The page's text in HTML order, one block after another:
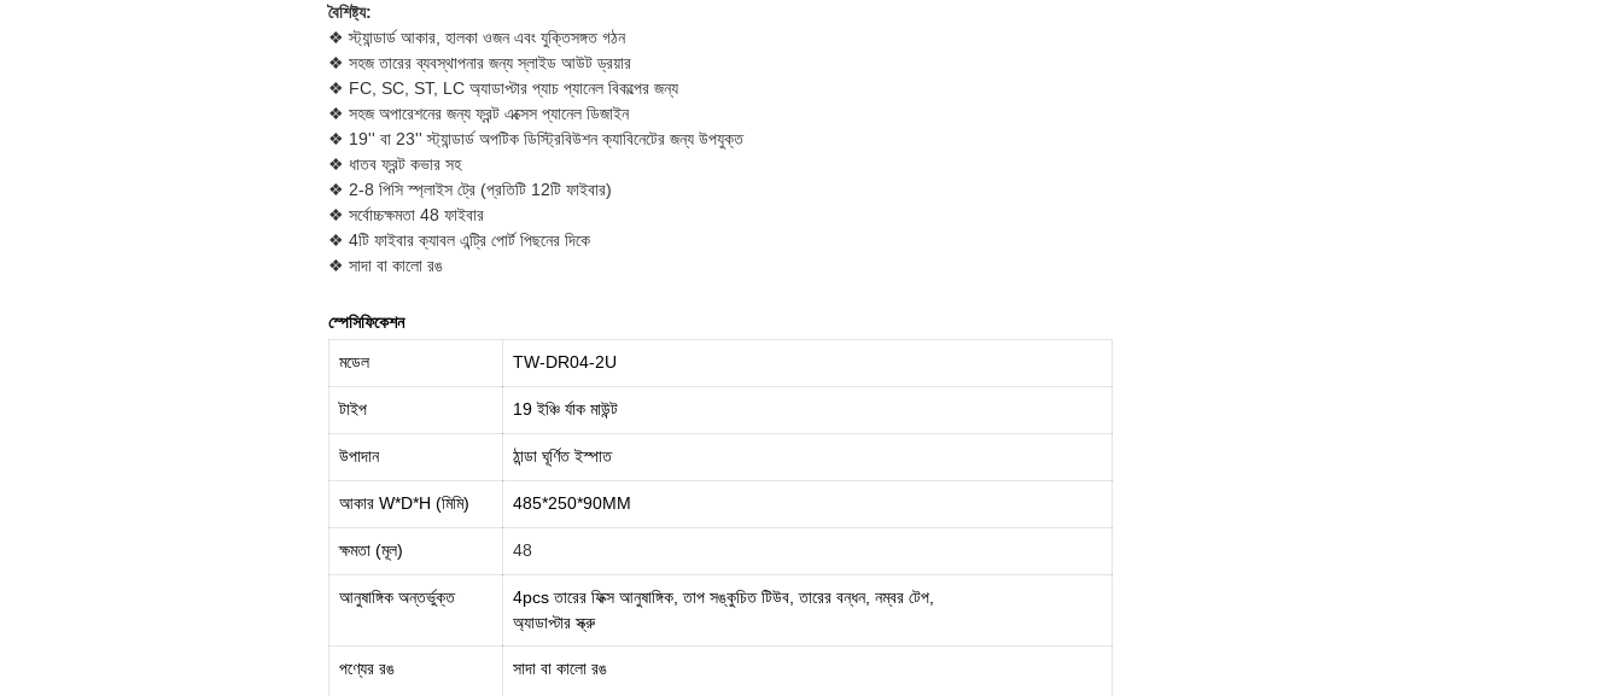
একটি বার্তা রেখে যান
বৈশিষ্ট্য:
❖ স্ট্যান্ডার্ড আকার, হালকা ওজন এবং যুক্তিসঙ্গত গঠন
❖ সহজ তারের ব্যবস্থাপনার জন্য স্লাইড আউট ড্রয়ার
❖ FC, SC, ST, LC অ্যাডাপ্টার প্যাচ প্যানেল বিকল্পের জন্য
❖ সহজ অপারেশনের জন্য ফ্রন্ট এক্সেস প্যানেল ডিজাইন
❖ 19'' বা 23'' স্ট্যান্ডার্ড অপটিক ডিস্ট্রিবিউশন ক্যাবিনেটের জন্য উপযুক্ত
❖ ধাতব ফ্রন্ট কভার সহ
❖ 2-8 পিসি স্প্লাইস ট্রে (প্রতিটি 12টি ফাইবার)
❖ সর্বোচ্চক্ষমতা 48 ফাইবার
❖ 4টি ফাইবার ক্যাবল এন্ট্রি পোর্ট পিছনের দিকে
❖ সাদা বা কালো রঙ
স্পেসিফিকেশন
মডেল TW-DR04-2U
টাইপ 19 ইঞ্চি র্যাক মাউন্ট
উপাদান ঠান্ডা ঘূর্ণিত ইস্পাত
আকার W*D*H (মিমি) 485*250*90MM
ক্ষমতা (মূল) 48
আনুষাঙ্গিক অন্তর্ভুক্ত
4pcs তারের ফিক্স আনুষাঙ্গিক, তাপ সঙ্কুচিত টিউব, তারের বন্ধন, নম্বর টেপ,
অ্যাডাপ্টার স্ক্রু
পণ্যের রঙ সাদা বা কালো রঙ